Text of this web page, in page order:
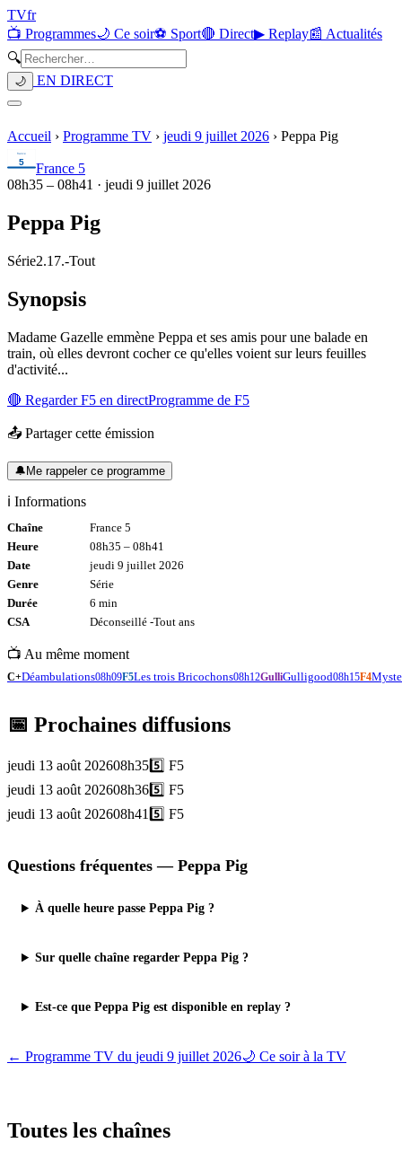
TVfr
📺 Programmes🌙 Ce soir⚽ Sport🔴 Direct▶ Replay📰 Actualités
🔍
🌙 EN DIRECT
Accueil › Programme TV › jeudi 9 juillet 2026 › Peppa Pig
France 5
08h35 – 08h41 · jeudi 9 juillet 2026
Peppa Pig
Série2.17.-Tout
Synopsis
Madame Gazelle emmène Peppa et ses amis pour une balade en
train, où elles devront cocher ce qu'elles voient sur leurs feuilles
d'activité...
🔴 RegarderF5 en directProgramme de F5
📤 Partager cette émission
🔔Me rappeler ce programme
ℹ️ Informations
Chaîne
France 5
Heure
08h35 – 08h41
Date
jeudi 9 juillet 2026
Genre
Série
Durée
6 min
CSA
Déconseillé -Tout ans
📺 Au même moment
C+Déambulations08h09F5Les trois Bricochons08h12GulliGulligood08h15F4
📅 Prochaines diffusions
jeudi 13 août 202608h355️⃣ F5
jeudi 13 août 202608h365️⃣ F5
jeudi 13 août 202608h41 5️⃣ F5
Questions fréquentes — Peppa Pig
À quelle heure passe Peppa Pig ?
Sur quelle chaîne regarder Peppa Pig ?
Est-ce que Peppa Pig est disponible en replay ?
← Programme TV du jeudi 9 juillet 2026🌙 Ce soir à la TV
Toutes les chaînes